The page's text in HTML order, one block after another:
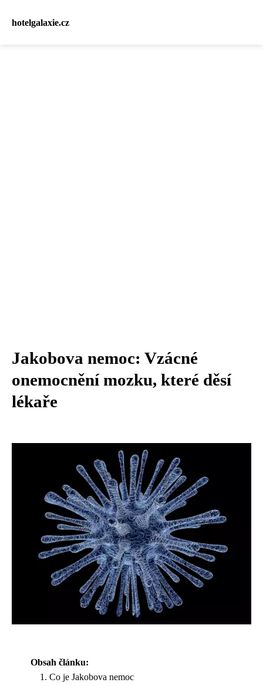
hotelgalaxie.cz
Jakobova nemoc: Vzácné
onemocnění mozku, které děsí
lékaře
Obsah článku:
Co je Jakobova nemoc